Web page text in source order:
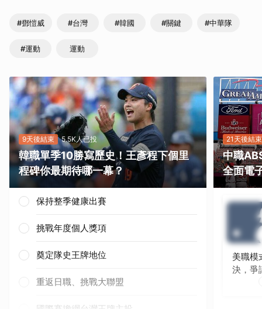
#鄧愷威 #台灣 #韓國 #關鍵 #中華隊
#運動 運動
9天後結束 5.5K人已投
韓職單季10勝寫歷史！王彥程下個里
程碑你最期待哪一幕？
保持整季健康出賽
挑戰年度個人獎項
奠定隊史王牌地位
重返日職、挑戰大聯盟
21天後結束
中職
全面電
美職模
決，爭